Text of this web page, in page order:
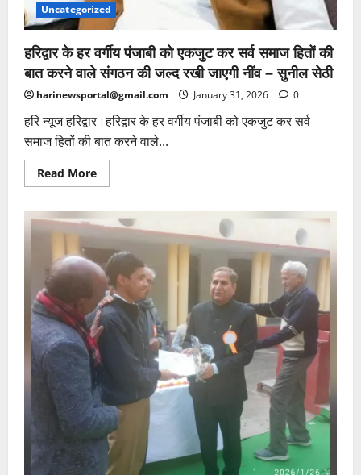
Uncategorized
हरिद्वार के हर वर्गीय पंजाबी को एकजुट कर सर्व समाज हितों की
बात करने वाले संगठन की जल्द रखी जाएगी नींव – सुनील सेठी
harinewsportal@gmail.com January 31, 2026 0
हरि न्यूज हरिद्वार।हरिद्वार के हर वर्गीय पंजाबी को एकजुट कर सर्व
समाज हितों की बात करने वाले...
Read MoreRead
more
हर
वर्गीय
पंजाबी
को
एकजुट
कर
सर्व
समाज
हितों
की
बात
करने
वाले
संगठन
की
जल्द
रखी
जाएगी
नींव
–
सुनील
सेठी